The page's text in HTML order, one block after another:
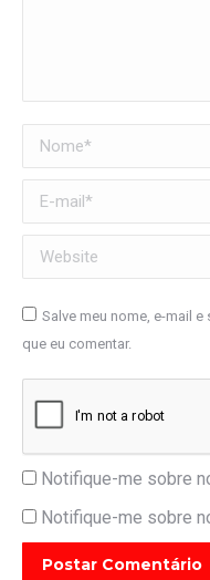
Nome *
E-mail *
Website
Salve meu nome, e-mail
que eu comentar.
Notifique-me sobre
Notifique-me sobre
Postar Comentário